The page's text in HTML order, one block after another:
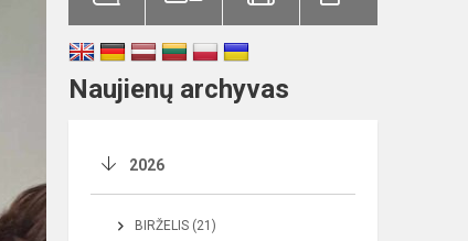
Naujienų archyvas
2026
BIRŽELIS (21)